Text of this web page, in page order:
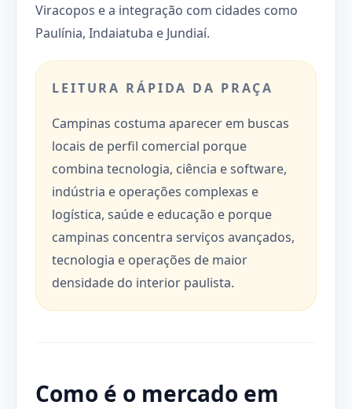
Viracopos e a integração com cidades como
Paulínia, Indaiatuba e Jundiaí.
LEITURA RÁPIDA DA PRAÇA
Campinas costuma aparecer em buscas
locais de perfil comercial porque
combina tecnologia, ciência e software,
indústria e operações complexas e
logística, saúde e educação e porque
campinas concentra serviços avançados,
tecnologia e operações de maior
densidade do interior paulista.
Como é o mercado em